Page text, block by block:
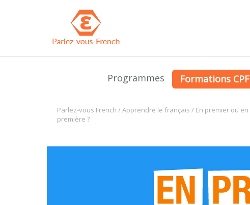
Programmes Formations CPF
Parlez-vous French /Apprendre le français / En premier ou en
première ?